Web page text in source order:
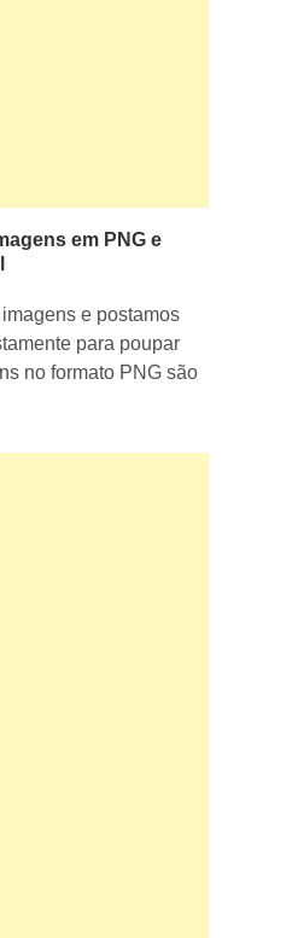
em PNG e
e postamos
para poupar
no formato PNG são